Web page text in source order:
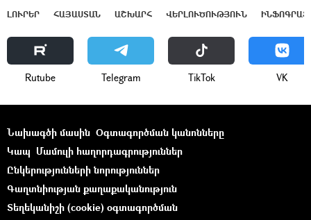
ԼՈՒՐԵՐ ՀԱՅԱՍՏԱՆ ԱՇԽԱՐՀ ՎԵՐԼՈՒԾՈՒԹՅՈՒՆ
Rutube Telegram ТikТоk VK
Նախագծի մասին Օգտագործման կանոնները
Կապ Մամուլի հաղորդագրություններ
Ընկերությունների նորություններ
Գաղտնիության քաղաքականություն
Տեղեկանիշի (cookie) օգտագործման